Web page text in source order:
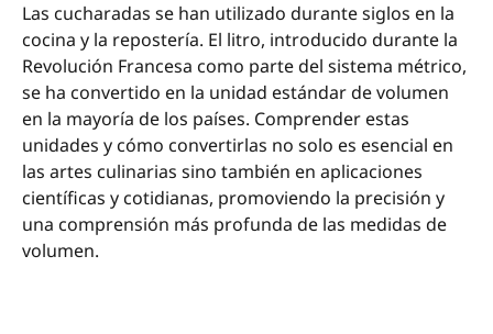
Las cucharadas se han utilizado durante siglos en la
cocina y la repostería. El litro, introducido durante la
Revolución Francesa como parte del sistema métrico,
se ha convertido en la unidad estándar de volumen
en la mayoría de los países. Comprender estas
unidades y cómo convertirlas no solo es esencial en
las artes culinarias sino también en aplicaciones
científicas y cotidianas, promoviendo la precisión y
una comprensión más profunda de las medidas de
volumen.